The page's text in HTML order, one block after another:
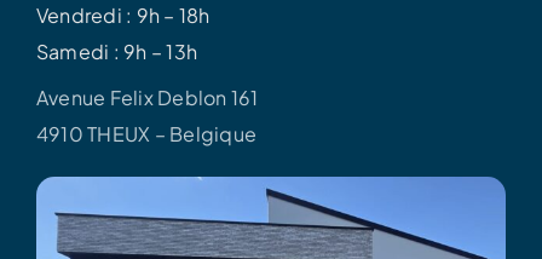
Vendredi : 9h – 18h
Samedi : 9h – 13h
Avenue Felix Deblon 161
4910 THEUX – Belgique